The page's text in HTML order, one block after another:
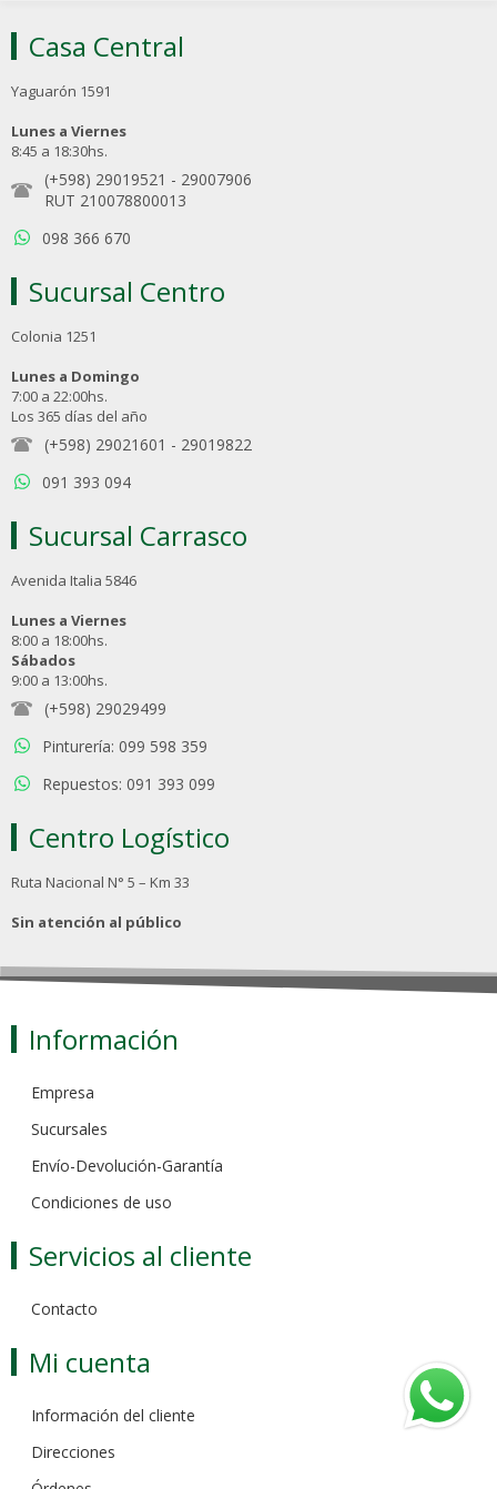
Casa Central
Yaguarón 1591
Lunes a Viernes
8:45 a 18:30hs.
(+598) 29019521 - 29007906
RUT 210078800013
098 366 670
Sucursal Centro
Colonia 1251
Lunes a Domingo
7:00 a 22:00hs.
Los 365 días del año
(+598) 29021601 - 29019822
091 393 094
Sucursal Carrasco
Avenida Italia 5846
Lunes a Viernes
8:00 a 18:00hs.
Sábados
9:00 a 13:00hs.
(+598) 29029499
Pinturería: 099 598 359
Repuestos: 091 393 099
Centro Logístico
Ruta Nacional N° 5 – Km 33
Sin atención al público
Información
Empresa
Sucursales
Envío-Devolución-Garantía
Condiciones de uso
Servicios al cliente
Contacto
Mi cuenta
Información del cliente
Direcciones